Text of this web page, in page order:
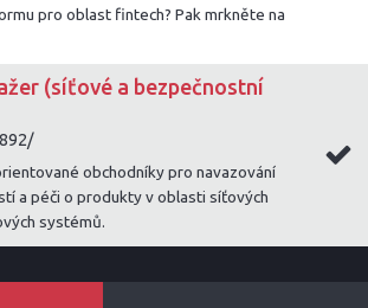
pro oblast fintech? Pak mrkněte na
(síťové a bezpečnostní
obchodníky pro navazování
a péči o produkty v oblasti síťových
systémů.